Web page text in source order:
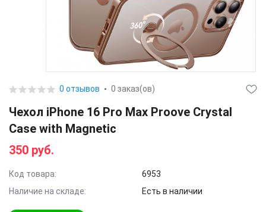
0 отзывов 0 заказ(ов)
Чехол iPhone 16 Pro Max Proove Crystal
Case with Magnetic
350 руб.
Код товара:
6953
Наличие на складе:
Есть в наличии